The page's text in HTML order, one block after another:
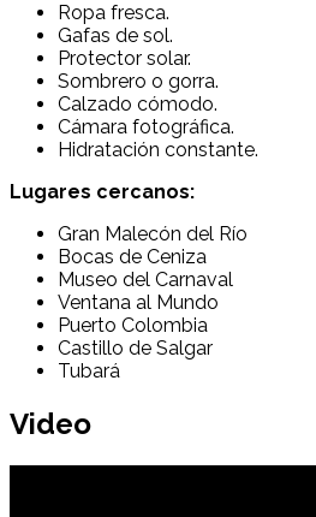
Ropa fresca.
Gafas de sol.
Protector solar.
Sombrero o gorra.
Calzado cómodo.
Cámara fotográfica.
Hidratación constante.
Lugares cercanos:
Gran Malecón del Río
Bocas de Ceniza
Museo del Carnaval
Ventana al Mundo
Puerto Colombia
Castillo de Salgar
Tubará
Video